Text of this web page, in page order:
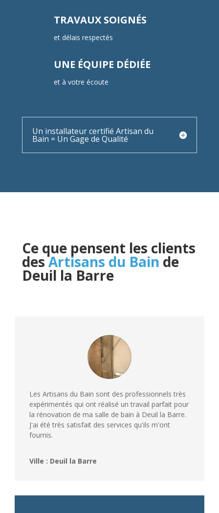
TRAVAUX SOIGNÉS
et délais respectés
UNE ÉQUIPE DÉDIÉE
et à votre écoute
Un installateur certifié Artisan du
Bain = Un Gage de Qualité
Ce que pensent les clients
desArtisans du Bain de
Deuil la Barre
Les Artisans du Bain sont des professionnels très
expérimentés qui ont réalisé un travail parfait pour
la rénovation de ma salle de bain à Deuil la Barre.
J'ai été très satisfait des services qu'ils m'ont
fournis.
Ville : Deuil la Barre